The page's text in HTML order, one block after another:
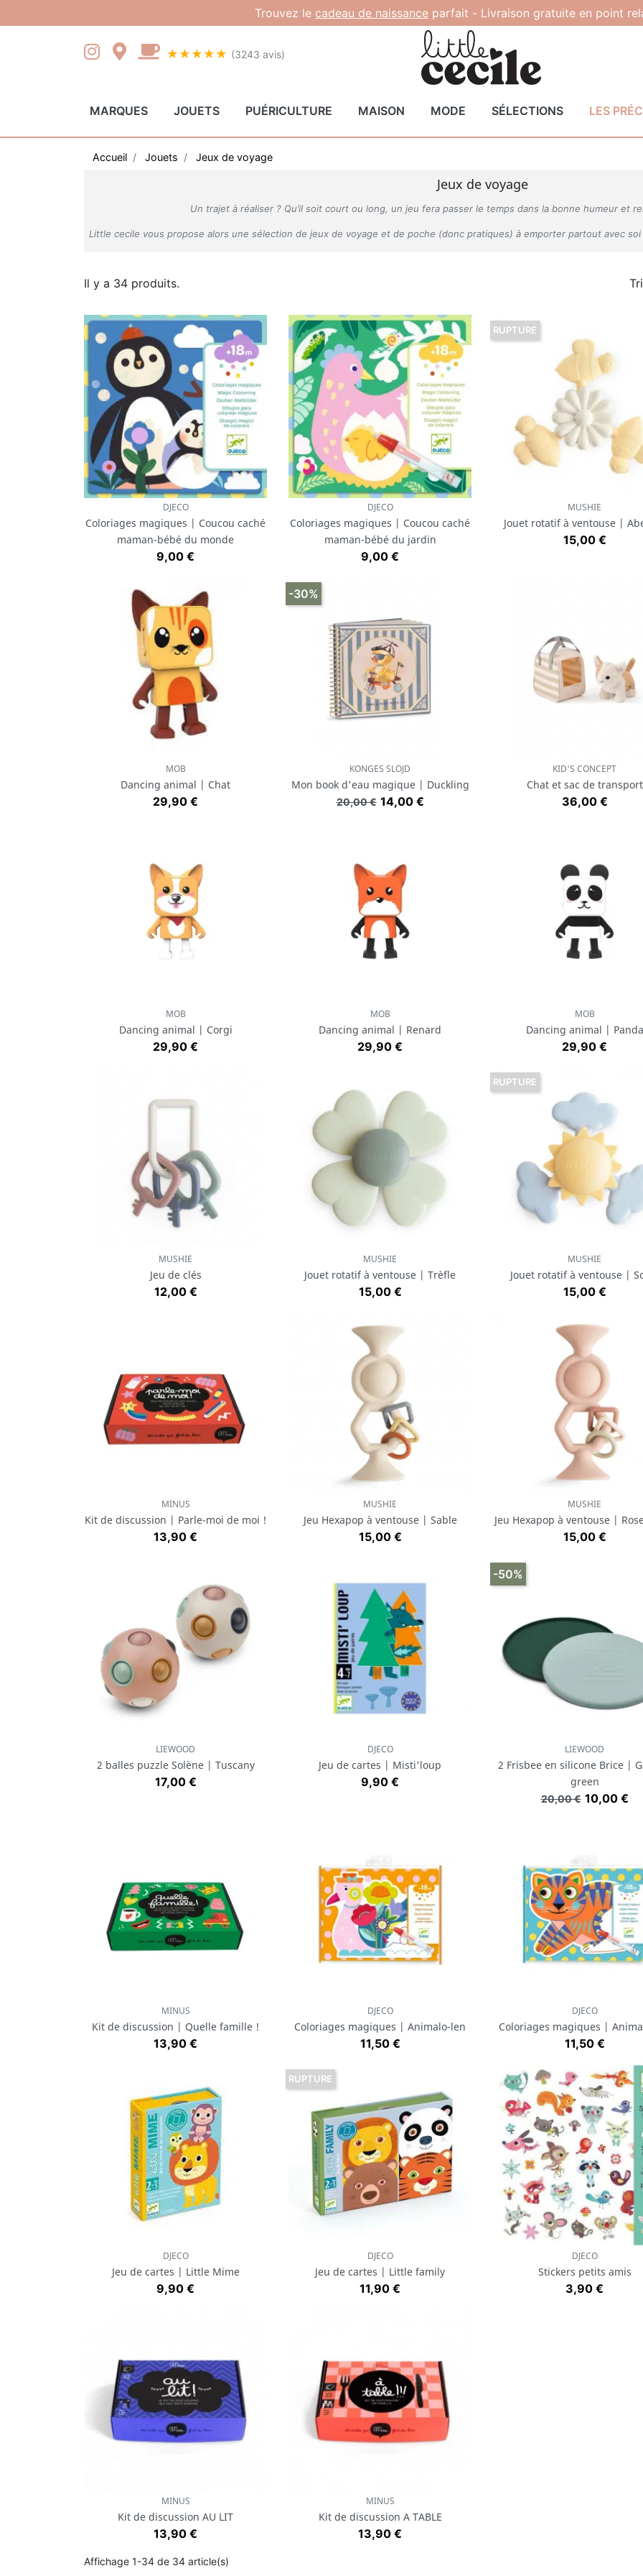
Trouvez le cadeau de naissance parfait - Livraison gratuite en point
★★★★★ (3243 avis)
MARQUES JOUETS PUÉRICULTURE MAISON MODE SÉLECTIONS LES
Accueil Jouets Jeux de voyage
Jeux de voyage
Un trajet à réaliser ? Qu’il soit court ou long, un jeu fera passer le temps dans la bonne humeur et
Little cecile vous propose alors une sélection de jeux de voyage et de poche (donc pratiques) à emporter partout avec
Il y a 34 produits.
Aperçu rapide
DJECO
Coloriages magiques | Coucou caché
maman-bébé du monde
Prix
9,00 €
Aperçu rapide
DJECO
Coloriages magiques | Coucou caché
maman-bébé du jardin
Prix
9,00 €
Aperçu rapide
MUSHIE
Jouet rotatif à ventouse |
Prix
15,00 €
RUPTURE
Aperçu rapide
MOB
Dancing animal | Chat
Prix
29,90 €
Aperçu rapide
KONGES SLOJD
Mon book d'eau magique | Duckling
Prix de base
20,00 € Prix
14,00 €
-30%
Aperçu rapide
KID'S CONCEPT
Chat et sac de transport
Prix
36,00 €
Aperçu rapide
MOB
Dancing animal | Corgi
Prix
29,90 €
Aperçu rapide
MOB
Dancing animal | Renard
Prix
29,90 €
Aperçu rapide
MOB
Dancing animal | Panda
Prix
29,90 €
Aperçu rapide
MUSHIE
Jeu de clés
Prix
12,00 €
Aperçu rapide
MUSHIE
Jouet rotatif à ventouse | Trèfle
Prix
15,00 €
Aperçu rapide
MUSHIE
Jouet rotatif à ventouse |
Prix
15,00 €
RUPTURE
Aperçu rapide
MINUS
Kit de discussion | Parle-moi de moi !
Prix
13,90 €
Aperçu rapide
MUSHIE
Jeu Hexapop à ventouse | Sable
Prix
15,00 €
Aperçu rapide
MUSHIE
Jeu Hexapop à ventouse |
Prix
15,00 €
Aperçu rapide
LIEWOOD
2 balles puzzle Solène | Tuscany
Prix
17,00 €
Aperçu rapide
DJECO
Jeu de cartes | Misti'loup
Prix
9,90 €
Aperçu rapide
LIEWOOD
2 Frisbee en silicone Brice |
green
Prix de base
20,00 € Prix
10,00 €
-50%
Aperçu rapide
MINUS
Kit de discussion | Quelle famille !
Prix
13,90 €
Aperçu rapide
DJECO
Coloriages magiques | Animalo-len
Prix
11,50 €
Aperçu rapide
DJECO
Coloriages magiques |
Prix
11,50 €
Aperçu rapide
DJECO
Jeu de cartes | Little Mime
Prix
9,90 €
Aperçu rapide
DJECO
Jeu de cartes | Little family
Prix
11,90 €
RUPTURE
Aperçu rapide
DJECO
Stickers petits amis
Prix
3,90 €
Aperçu rapide
MINUS
Kit de discussion AU LIT
Prix
13,90 €
Aperçu rapide
MINUS
Kit de discussion A TABLE
Prix
13,90 €
Affichage 1-34 de 34 article(s)